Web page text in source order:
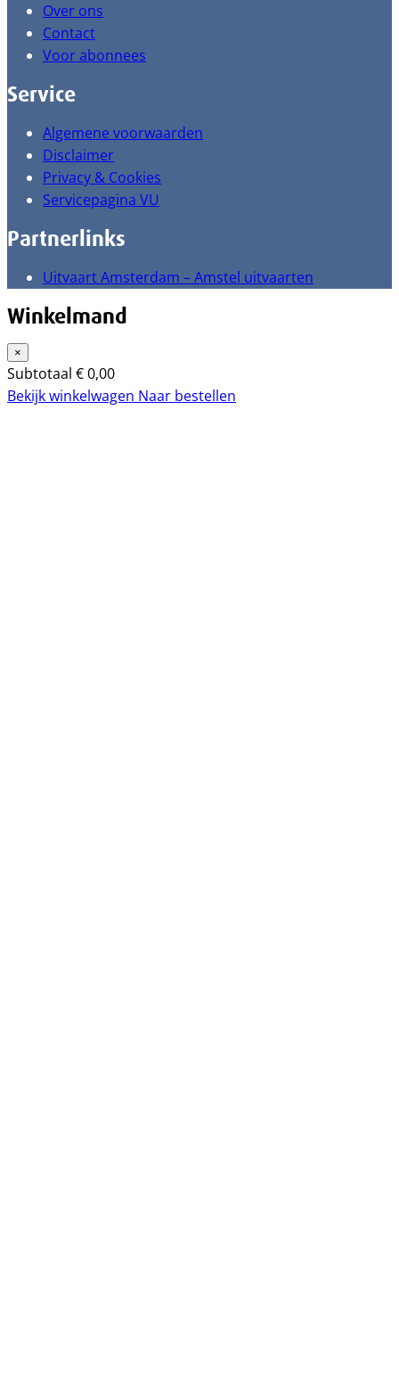
Over ons
Contact
Voor abonnees
Service
Algemene voorwaarden
Disclaimer
Privacy & Cookies
Servicepagina VU
Partnerlinks
Uitvaart Amsterdam – Amstel uitvaarten
Winkelmand
×
Subtotaal €0,00
Bekijk winkelwagen Naar bestellen